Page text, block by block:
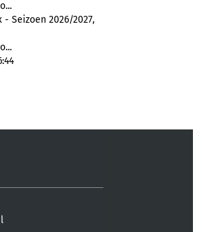
Seizoen 2026/2027,